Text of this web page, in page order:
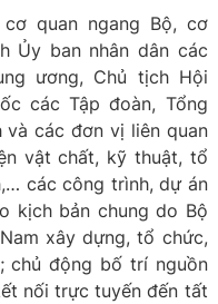
quan ngang Bộ, cơ
Ủy ban nhân dân các
ương, Chủ tịch Hội
các Tập đoàn, Tổng
các đơn vị liên quan
vật chất, kỹ thuật, tổ
các công trình, dự án
kịch bản chung do Bộ
xây dựng, tổ chức,
chủ động bố trí nguồn
nối trực tuyến đến tất